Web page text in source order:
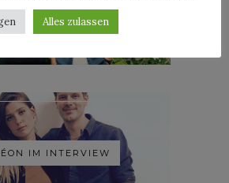
IM INTERVIEW
Alles zulassen